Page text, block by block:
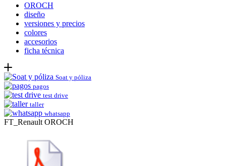
OROCH
diseño
versiones y precios
colores
accesorios
ficha técnica
Soat y póliza
pagos
test drive
taller
whatsapp
FT_Renault OROCH